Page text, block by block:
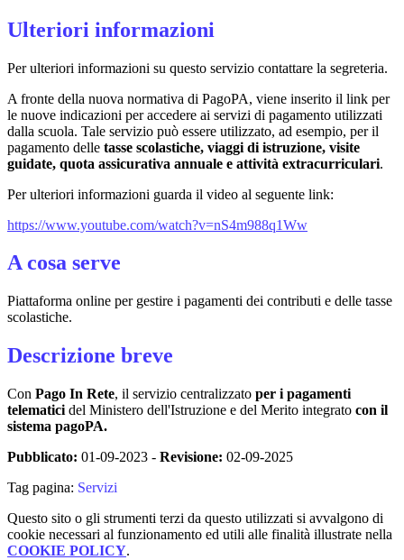
Ulteriori informazioni
Per ulteriori informazioni su questo servizio contattare la segreteria.
A fronte della nuova normativa di PagoPA, viene inserito il link per
le nuove indicazioni per accedere ai servizi di pagamento utilizzati
dalla scuola. Tale servizio può essere utilizzato, ad esempio, per il
pagamento delle tasse scolastiche, viaggi di istruzione, visite
guidate, quota assicurativa annuale e attività extracurriculari.
Per ulteriori informazioni guarda il video al seguente link:
https://www.youtube.com/watch?v=nS4m988q1Ww
A cosa serve
Piattaforma online per gestire i pagamenti dei contributi e delle tasse
scolastiche.
Descrizione breve
Con Pago In Rete, il servizio centralizzato per i pagamenti
telematici del Ministero dell'Istruzione e del Merito integrato con il
sistema pagoPA.
Pubblicato: 01-09-2023 - Revisione: 02-09-2025
Tag pagina: Servizi
Questo sito o gli strumenti terzi da questo utilizzati si avvalgono di
cookie necessari al funzionamento ed utili alle finalità illustrate nella
COOKIE POLICY.